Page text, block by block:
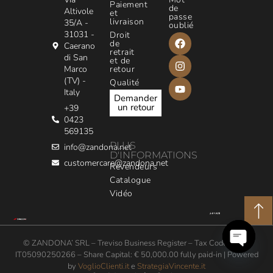
Altivole
35/A -
31031 -
Caerano
di San
Marco
(TV) -
Italy
+39
0423
569135
info@zandona.net
customercare@zandona.net
Paiement
et
livraison
Droit
de
retrait
et de
retour
Qualité
Demander
un retour
PLUS
D'INFORMATIONS
Revendeurs
Catalogue
Vidéo
de
passe
oublié
© ZANDONA’ SRL – Treviso Business Register – Tax Code / VAT:
IT05090250266 – Share Capital: € 50,000.00 fully paid-in | Powered
by VoglioClienti.ite StrategiaVincente.it
Open